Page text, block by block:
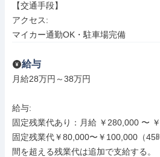
【交通手段】
アクセス:
マイカー通勤OK・駐車場完備
給与
月給28万円～38万円
給与:
固定残業代あり：月給 ￥280,000 〜
固定残業代￥80,000〜￥100,000（45
間を超える残業代は追加で支給する。